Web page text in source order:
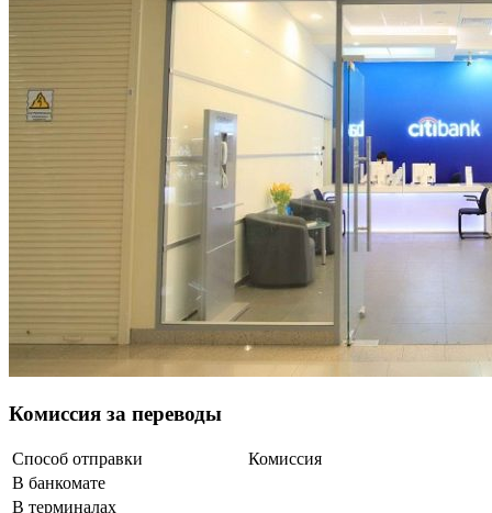
Комиссия за переводы
Способ отправки
Комиссия
В банкомате
В терминалах